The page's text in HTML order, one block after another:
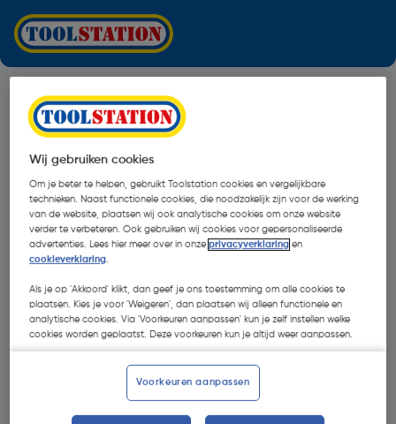
Oops!
Wij gebruiken cookies
Om je beter te helpen, gebruikt Toolstation cookies en vergelijkbare
technieken. Naast functionele cookies, die noodzakelijk zijn voor de werking
van de website, plaatsen wij ook analytische cookies om onze website
verder te verbeteren. Ook gebruiken wij cookies voor gepersonaliseerde
advertenties. Lees hier meer over in onzeprivacyverklaring en
cookieverklaring.
Als je op 'Akkoord' klikt, dan geef je ons toestemming om alle cookies te
plaatsen. Kies je voor 'Weigeren', dan plaatsen wij alleen functionele en
analytische cookies. Via 'Voorkeuren aanpassen' kun je zelf instellen welke
cookies worden geplaatst. Deze voorkeuren kun je altijd weer aanpassen.
Voorkeuren aanpassen